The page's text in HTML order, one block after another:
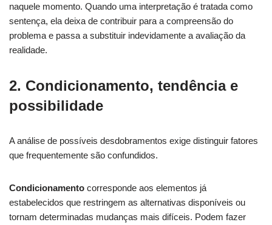
naquele momento. Quando uma interpretação é tratada como
sentença, ela deixa de contribuir para a compreensão do
problema e passa a substituir indevidamente a avaliação da
realidade.
2. Condicionamento, tendência e
possibilidade
A análise de possíveis desdobramentos exige distinguir fatores
que frequentemente são confundidos.
Condicionamento corresponde aos elementos já
estabelecidos que restringem as alternativas disponíveis ou
tornam determinadas mudanças mais difíceis. Podem fazer